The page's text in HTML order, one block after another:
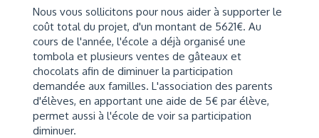
Nous vous sollicitons pour nous aider à supporter le
coût total du projet, d'un montant de 5621€. Au
cours de l'année, l'école a déjà organisé une
tombola et plusieurs ventes de gâteaux et
chocolats afin de diminuer la participation
demandée aux familles. L'association des parents
d'élèves, en apportant une aide de 5€ par élève,
permet aussi à l'école de voir sa participation
diminuer.